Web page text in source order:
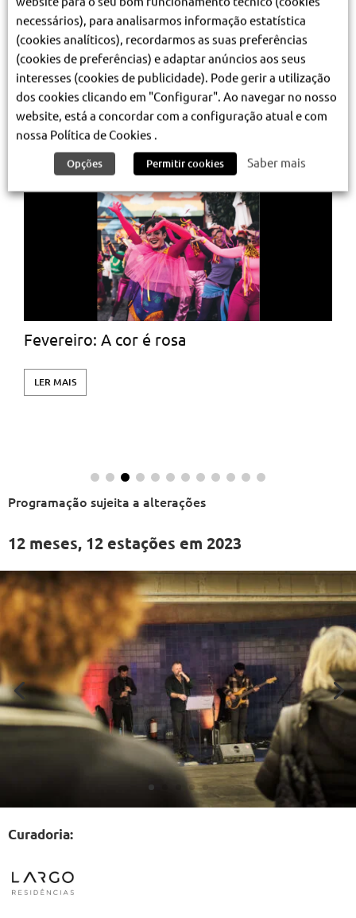
onde a arte ganha vida nas estações e a liberdade se
expressa em cada gesto, em cada nota e em cada
palavra.
Programação 12 meses, 12 estações
Fevereiro: A cor é rosa
LER MAIS
Programação sujeita a alterações
12 meses, 12 estações em 2023
Curadoria:
necessários), para analisarmos informação estatística
(cookies analíticos), recordarmos as suas preferências
(cookies de preferências) e adaptar anúncios aos seus
interesses (cookies de publicidade). Pode gerir a utilização
dos cookies clicando em "Configurar". Ao navegar no nosso
website, está a concordar com a configuração atual e com
nossa Política de Cookies .
Opções Permitir cookies Saber mais